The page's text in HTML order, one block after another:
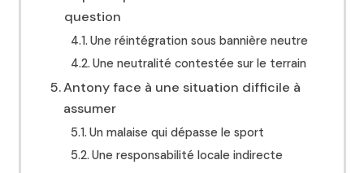
question
Une réintégration sous bannière neutre
Une neutralité contestée sur le terrain
Antony face à une situation difficile à
assumer
Un malaise qui dépasse le sport
Une responsabilité locale indirecte